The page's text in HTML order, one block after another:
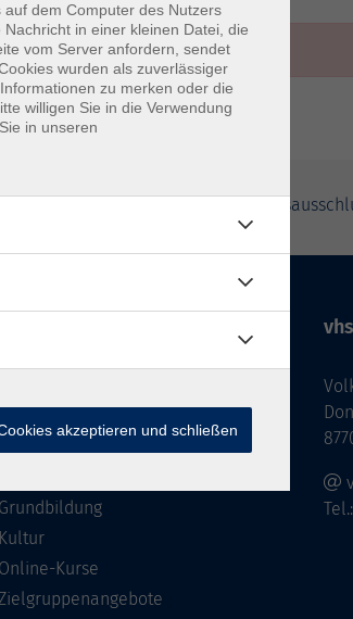
Grundbildung
Kultur
Online-Kurse
dem Computer des Nutzers
in einer kleinen Datei, die
vom Server anfordern, sendet
wurden als zuverlässiger
zu merken oder die
willigen Sie in die Verwendung
in unseren
akzeptieren und schließen